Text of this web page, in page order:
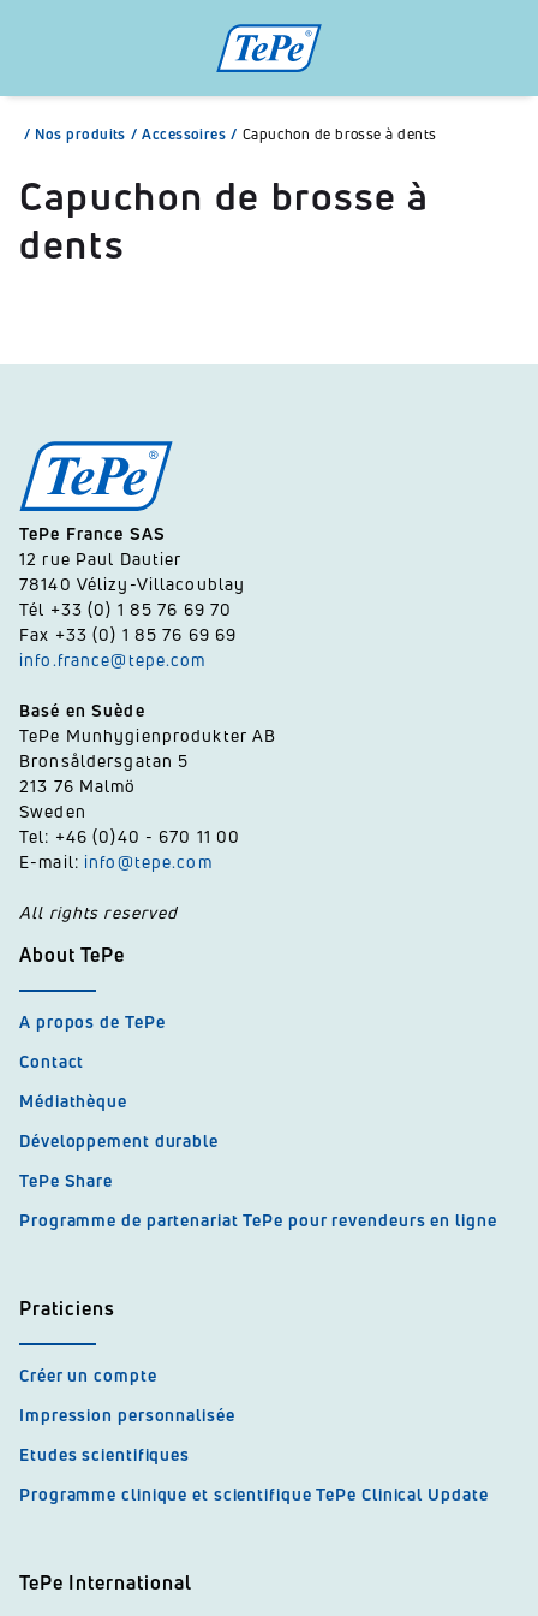
/ Nos produits / Accessoires / Capuchon de brosse à dents
Capuchon de brosse à
dents
TePe France SAS
12 rue Paul Dautier
78140 Vélizy-Villacoublay
Tél +33 (0) 1 85 76 69 70
Fax +33 (0) 1 85 76 69 69
info.france@tepe.com
Basé en Suède
TePe Munhygienprodukter AB
Bronsåldersgatan 5
213 76 Malmö
Sweden
Tel: +46 (0)40 - 670 11 00
E-mail: info@tepe.com
All rights reserved
About TePe
A propos de TePe
Contact
Médiathèque
Développement durable
TePe Share
Programme de partenariat TePe pour revendeurs en ligne
Praticiens
Créer un compte
Impression personnalisée
Etudes scientifiques
Programme clinique et scientifique TePe Clinical Update
TePe International